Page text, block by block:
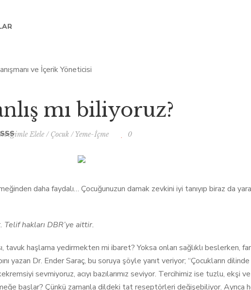
SSS
mı biliyoruz?
Elele / Çocuk /Yeme-İçme 0
daha faydalı… Çocuğunuzun damak zevkini iyi tanıyıp biraz da
Telif hakları DBR’ye aittir.
tavuk haşlama yedirmekten mi ibaret? Yoksa onları sağlıklı beslerken,
yazan Dr. Ender Saraç, bu soruya şöyle yanıt veriyor; “Çocukların
sevmiyoruz, acıyı bazılarımız seviyor. Tercihimiz ise tuzlu, ekşi
başlar? Çünkü zamanla dildeki tat reseptörleri değişebiliyor. Ayrıca